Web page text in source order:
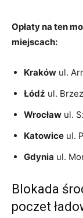
Opłaty na ten
miejscach:
Kraków ul.
Łódź ul.
Wrocław ul.
Katowice ul.
Gdynia ul.
Blokada
poczet